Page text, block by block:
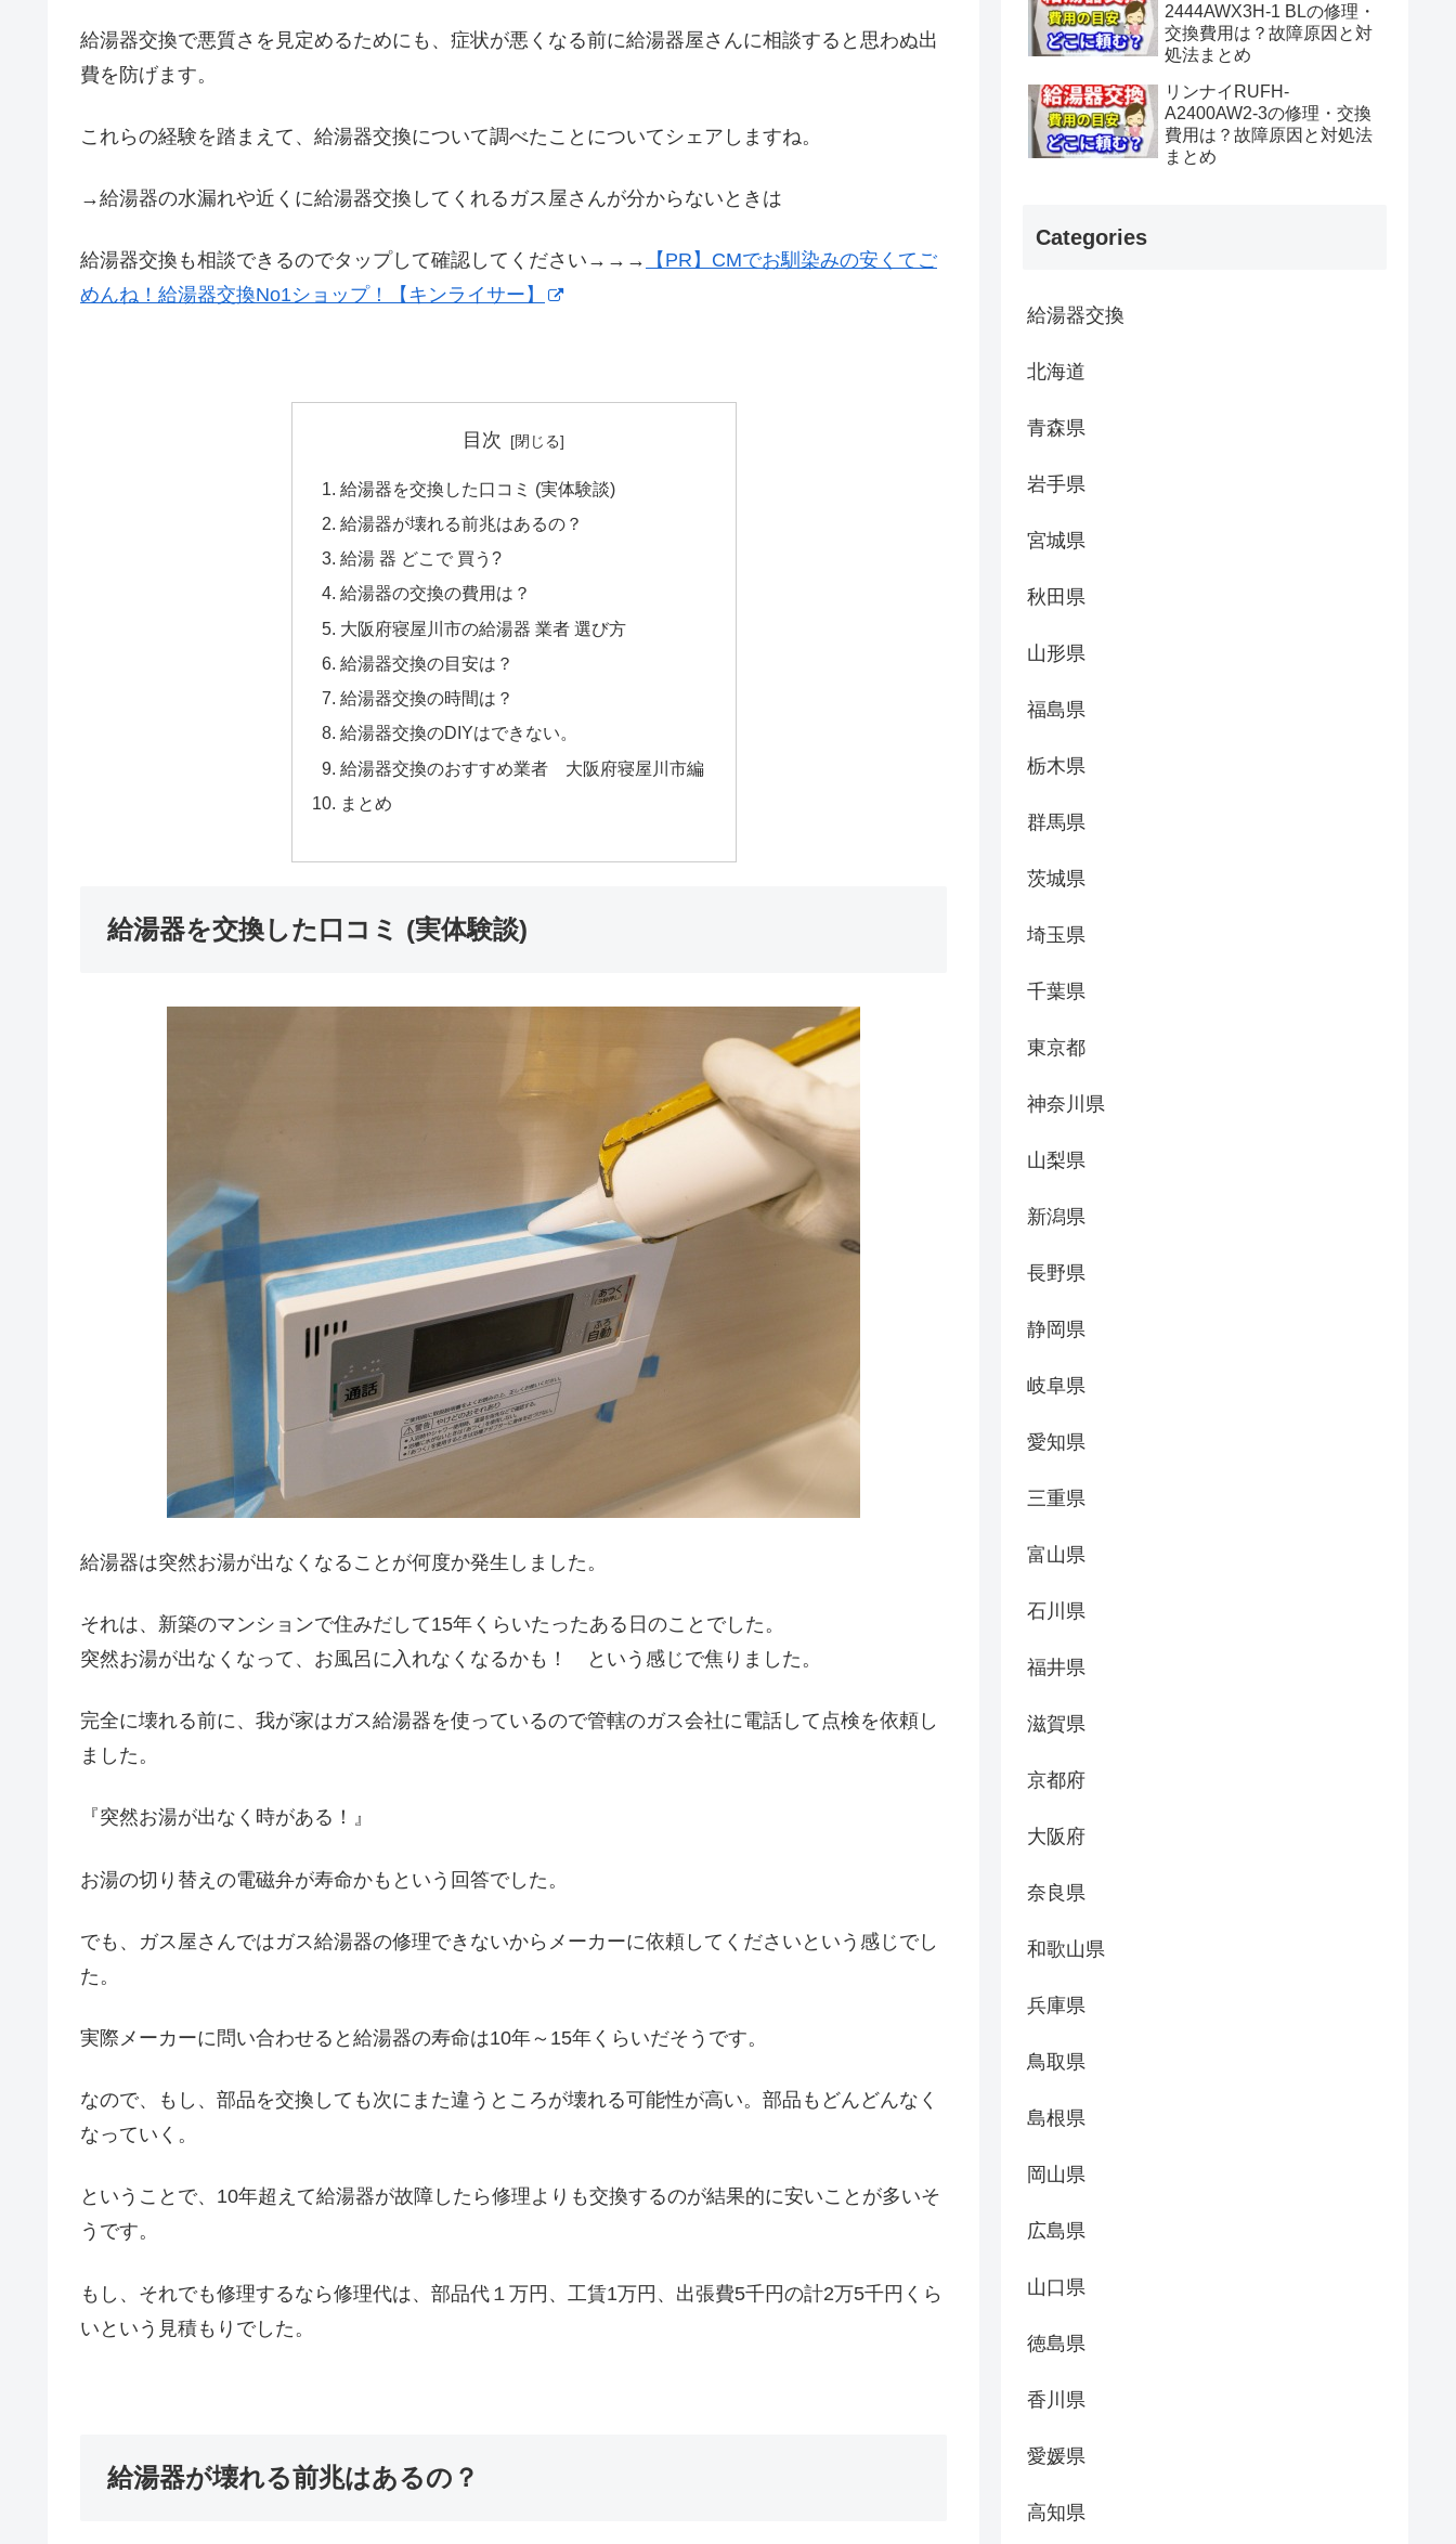
給湯器交換で悪質さを見定めるためにも、症状が悪くなる前に給湯器屋さんに相談すると思わぬ出
費を防げます。
これらの経験を踏まえて、給湯器交換について調べたことについてシェアしますね。
→給湯器の水漏れや近くに給湯器交換してくれるガス屋さんが分からないときは
給湯器交換も相談できるのでタップして確認してください→→→
【PR】CMでお馴染みの安くてご
めんね！給湯器交換No1ショップ！【キンライサー】
目次
給湯器を交換した口コミ (実体験談)
給湯器が壊れる前兆はあるの？
給湯 器 どこで 買う?
給湯器の交換の費用は？
大阪府寝屋川市の給湯器 業者 選び方
給湯器交換の目安は？
給湯器交換の時間は？
給湯器交換のDIYはできない。
給湯器交換のおすすめ業者 大阪府寝屋川市編
まとめ
給湯器を交換した口コミ (実体験談)
給湯器は突然お湯が出なくなることが何度か発生しました。
それは、新築のマンションで住みだして15年くらいたったある日のことでした。
突然お湯が出なくなって、お風呂に入れなくなるかも！ という感じで焦りました。
完全に壊れる前に、我が家はガス給湯器を使っているので管轄のガス会社に電話して点検を依頼し
ました。
『突然お湯が出なく時がある！』
お湯の切り替えの電磁弁が寿命かもという回答でした。
でも、ガス屋さんではガス給湯器の修理できないからメーカーに依頼してくださいという感じでし
た。
実際メーカーに問い合わせると給湯器の寿命は10年～15年くらいだそうです。
なので、もし、部品を交換しても次にまた違うところが壊れる可能性が高い。部品もどんどんなく
なっていく。
ということで、10年超えて給湯器が故障したら修理よりも交換するのが結果的に安いことが多いそ
うです。
もし、それでも修理するなら修理代は、部品代１万円、工賃1万円、出張費5千円の計2万5千円くら
いという見積もりでした。
給湯器が壊れる前兆はあるの？
2444AWX3H-1 BLの修理・
交換費用は？故障原因と対
処法まとめ
リンナイRUFH-
A2400AW2-3の修理・交換
費用は？故障原因と対処法
まとめ
Categories
給湯器交換
北海道
青森県
岩手県
宮城県
秋田県
山形県
福島県
栃木県
群馬県
茨城県
埼玉県
千葉県
東京都
神奈川県
山梨県
新潟県
長野県
静岡県
岐阜県
愛知県
三重県
富山県
石川県
福井県
滋賀県
京都府
大阪府
奈良県
和歌山県
兵庫県
鳥取県
島根県
岡山県
広島県
山口県
徳島県
香川県
愛媛県
高知県